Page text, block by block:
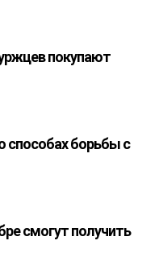
покупают
способах борьбы с
смогут получить